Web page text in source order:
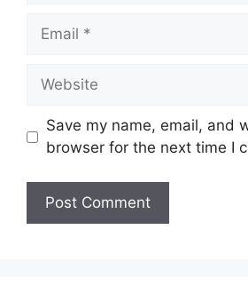
Email
Website
Save my name, email, and
browser for the next time I